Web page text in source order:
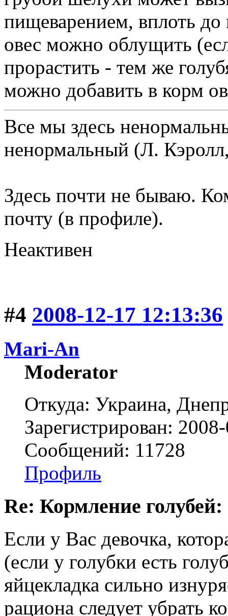
пищеварением, вплоть
овес можно облущить
прорастить - тем же
можно добавить в корм
Все мы здесь
ненормальный (Л.
Здесь почти не бываю.
почту (в профиле).
Неактивен
#4 2008-12-17 12:13:36
Mari-An
Moderator
Откуда: Украина,
Зарегистрирован:
Сообщений: 11728
Профиль
Re: Кормление
Если у Вас девочка,
(если у голубки есть
яйцекладка сильно
рациона следует убрать